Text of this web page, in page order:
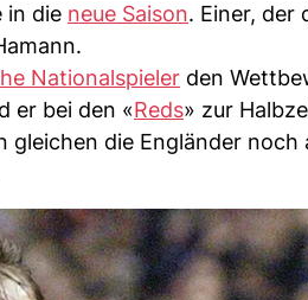
in die neue Saison. Einer, der
Nationalspieler den
er bei den «Reds» zur
gleichen die Engländer